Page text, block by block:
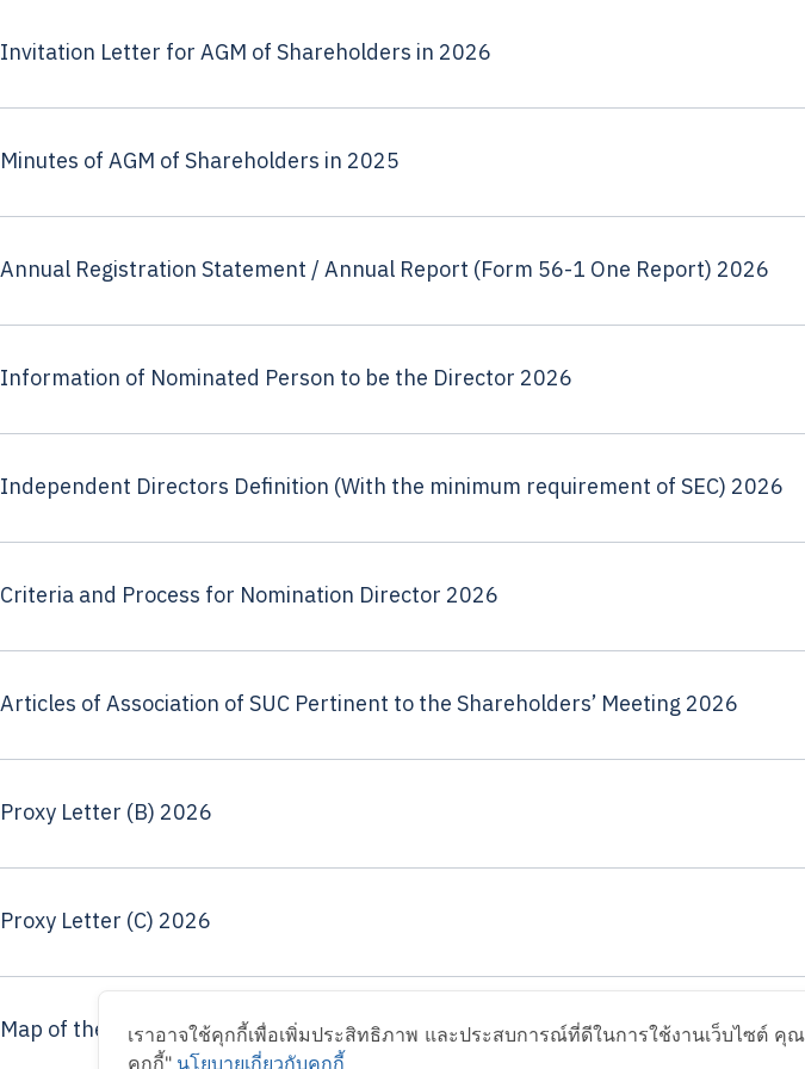
Invitation Letter for AGM of Shareholders in 2026
Minutes of AGM of Shareholders in 2025
Annual Registration Statement / Annual Report (Form 56-1 One Report) 2026
Information of Nominated Person to be the Director 2026
Independent Directors Definition (With the minimum requirement of SEC) 2026
Criteria and Process for Nomination Director 2026
Articles of Association of SUC Pertinent to the Shareholders’ Meeting 2026
Proxy Letter (B) 2026
Proxy Letter (C) 2026
Map of the meeting venueเราอาจใช้คุกกี้เพื่อเพิ่มประสิทธิภาพ และประสบการณ์ที่ดีในการใช้งานเว็บไซต์
คุกกี้" นโยบายเกี่ยวกับคุกกี้